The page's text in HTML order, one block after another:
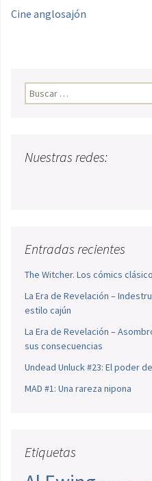
Cine anglosajón
Buscar:
Nuestras redes:
Entradas recientes
The Witcher. Los cómics
La Era de Revelación –
estilo cajún
La Era de Revelación –
sus consecuencias
Undead Unluck #23: El poder
MAD #1: Una rareza nipona
Etiquetas